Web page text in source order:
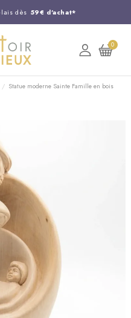
dès 59€ d'achat*
au 03 20 24 74 15
le jour même !
0
Statue moderne Sainte Famille en bois